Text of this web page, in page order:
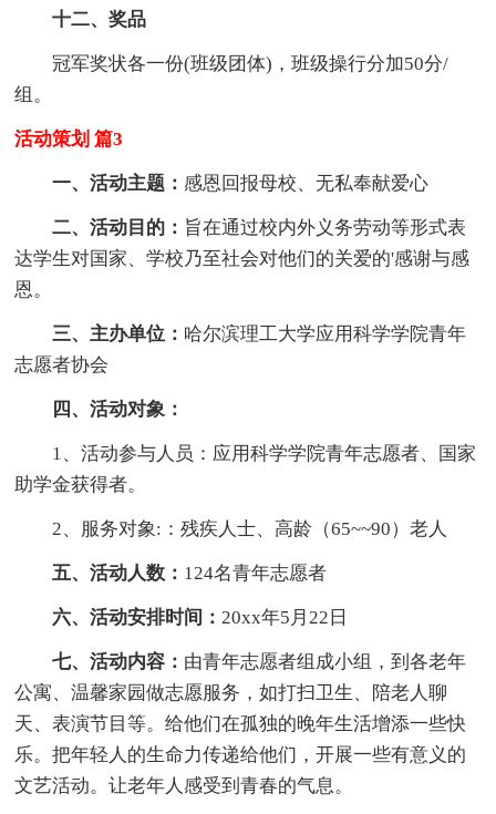
十二、奖品
冠军奖状各一份(班级团体)，班级操行分加50分/
组。
活动策划 篇3
一、活动主题： 感恩回报母校、无私奉献爱心
二、活动目的： 旨在通过校内外义务劳动等形式表
达学生对国家、学校乃至社会对他们的关爱的'感谢与感
恩。
三、主办单位： 哈尔滨理工大学应用科学学院青年
志愿者协会
四、活动对象：
1、活动参与人员：应用科学学院青年志愿者、国家
助学金获得者。
2、服务对象:：残疾人士、高龄（65~~90）老人
五、活动人数： 124名青年志愿者
六、活动安排时间： 20xx年5月22日
七、活动内容： 由青年志愿者组成小组，到各老年
公寓、温馨家园做志愿服务，如打扫卫生、陪老人聊
天、表演节目等。给他们在孤独的晚年生活增添一些快
乐。把年轻人的生命力传递给他们，开展一些有意义的
文艺活动。让老年人感受到青春的气息。